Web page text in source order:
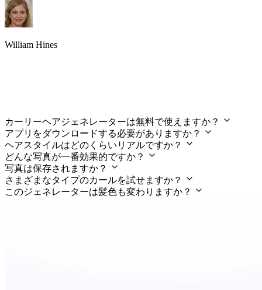
William Hines
カーリーヘアジェネレーターは無料で使えますか？
アプリをダウンロードする必要がありますか？
ヘアスタイルはどのくらいリアルですか？
どんな写真が一番効果的ですか？
写真は保存されますか？
さまざまなタイプのカールを試せますか？
このジェネレーターは髪色も変わりますか？